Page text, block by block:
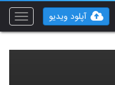
Toggle
آپلود ویدیو